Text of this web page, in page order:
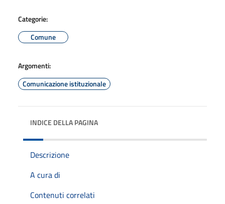
Categorie:
Comune
Argomenti:
Comunicazione istituzionale
INDICE DELLA PAGINA
Descrizione
A cura di
Contenuti correlati